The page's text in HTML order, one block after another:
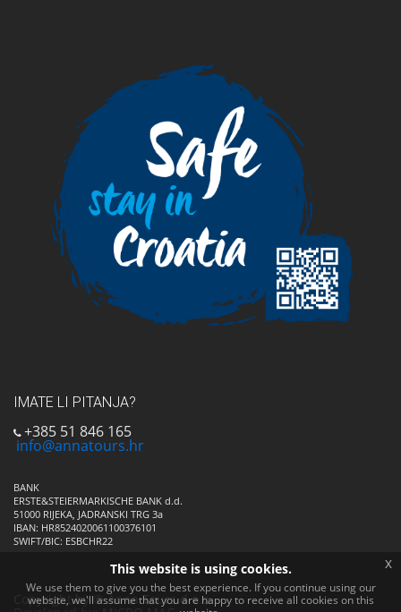
IMATE LI PITANJA?
+385 51 846 165
info@annatours.hr
BANK
ERSTE&STEIERMARKISCHE BANK d.d.
51000 RIJEKA, JADRANSKI TRG 3a
IBAN: HR8524020061100376101
SWIFT/BIC: ESBCHR22
Copyright by © Anna Tours d.o.o.
This website is using cookies.
We use them to give you the best experience. If you continue using our
website, we'll assume that you are happy to receive all cookies on this
x